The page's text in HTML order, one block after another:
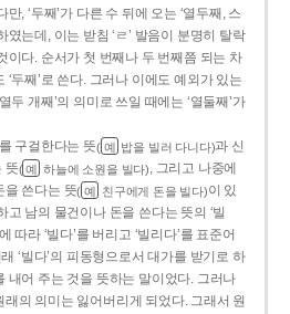
, ‘두째’가 다른 수 뒤에 오는 ‘열두째, 스
였는데, 이는 받침 ‘ㄹ’ 발음이 분명히 탈락
이다. 순서가 첫 번째나 두 번째쯤 되는 차
‘두째’로 쓴다. 그러나 이에도 예외가 있는
두 개째’의 의미로 쓰일 때에는 ‘열둘째’가
구걸한다는 뜻( 예 밥을 빌러 다니다)과 신
뜻( 예 하늘에 소원을 빌다), 그리고 나중에
을 쓴다는 뜻( 예 친구에게 돈을 빌다)이 있
고 남의 물건이나 돈을 쓴다는 뜻의 ‘빌
따라 ‘빌다’를 버리고 ‘빌리다’를 표준어
‘빌다’의 피동형으로서 대가를 받기로 하
내어 주는 것을 뜻하는 말이었다. 그러나
의 의미는 잃어버리게 되었다. 그래서 원